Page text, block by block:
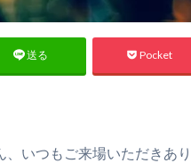
送る Pocket
いつもご来場いただきあり